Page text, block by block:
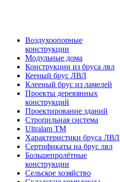
Воздухоопорные
конструкции
Модульные дома
Конструкции из бруса лвл
Кееный брус ЛВЛ
Клееный брус из ламелей
Проекты деревянных
конструкций
Проектирование зданий
Стропильная система
Ultralam TM
Характеристики бруса ЛВЛ
Сертификаты на брус лвл
Большепролётные
конструкции
Сельское хозяйство